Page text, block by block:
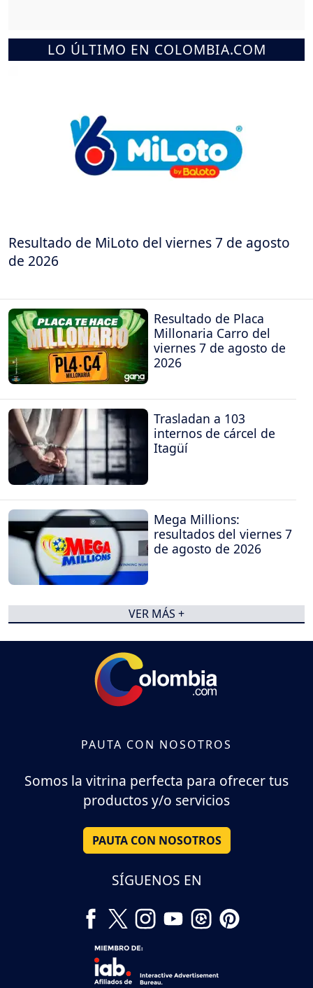
LO ÚLTIMO EN COLOMBIA.COM
Resultado de MiLoto del viernes 7 de agosto
de 2026
Resultado de Placa
Millonaria Carro del
viernes 7 de agosto de
2026
Trasladan a 103
internos de cárcel de
Itagüí
Mega Millions:
resultados del viernes 7
de agosto de 2026
VER MÁS +
PAUTA CON NOSOTROS
Somos la vitrina perfecta para ofrecer tus
productos y/o servicios
PAUTA CON NOSOTROS
SÍGUENOS EN